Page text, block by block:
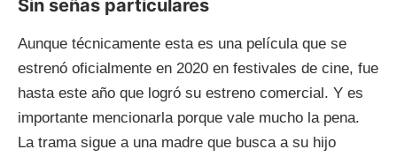
Sin señas particulares
Aunque técnicamente esta es una película que se
estrenó oficialmente en 2020 en festivales de cine, fue
hasta este año que logró su estreno comercial. Y es
importante mencionarla porque vale mucho la pena.
La trama sigue a una madre que busca a su hijo